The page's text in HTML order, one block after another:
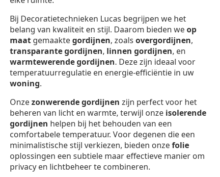
Bij Decoratietechnieken Lucas begrijpen we het
belang van kwaliteit en stijl. Daarom bieden weop
maat gemaaktegordijnen, zoals overgordijnen,
transparante gordijnen, linnen gordijnen, en
warmtewerende gordijnen. Deze zijn ideaal voor
temperatuurregulatie en energie-efficiëntie in uw
woning.
Onzezonwerende gordijnen zijn perfect voor het
beheren van licht en warmte, terwijl onze isolerende
gordijnen helpen bij het behouden van een
comfortabele temperatuur. Voor degenen die een
minimalistische stijl verkiezen, bieden onzefolie
oplossingen een subtiele maar effectieve manier om
privacy en lichtbeheer te combineren.